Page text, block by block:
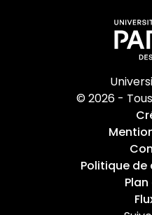
© 2026 -
Politique